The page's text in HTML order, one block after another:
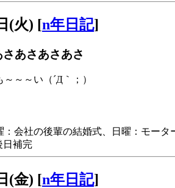
(火) [n年日記]
あさあさあさ
～～い（´Д｀；）
会社の後輩の結婚式、日曜：モータ
日補完
(金) [n年日記]